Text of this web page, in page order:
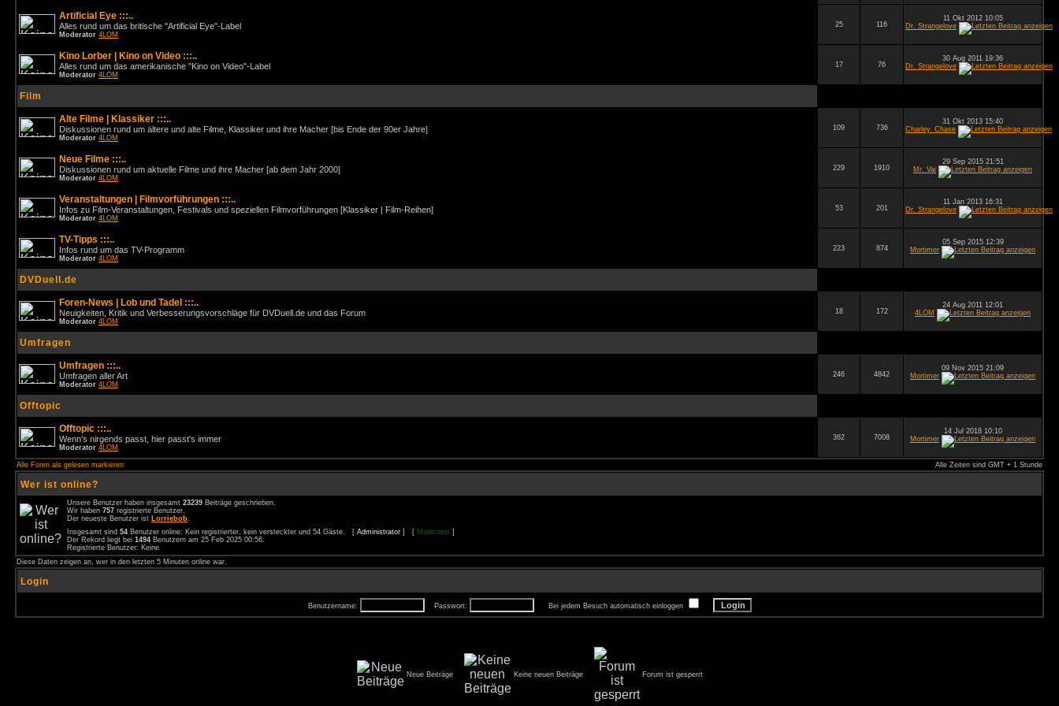
Artificial Eye :::..
Alles rund um das britische "Artificial Eye"-Label
Moderator 4LOM
25 116
11 Okt 2012 10:05
Dr. Strangelove
Kino Lorber | Kino on Video :::..
Alles rund um das amerikanische "Kino on Video"-Label
Moderator 4LOM
17 76
30 Aug 2011 19:36
Dr. Strangelove
Film
Alte Filme | Klassiker :::..
Diskussionen rund um ältere und alte Filme, Klassiker und ihre Macher [bis Ende der 90er Jahre]
Moderator 4LOM
109 736
31 Okt 2013 15:40
Charley_Chase
Neue Filme :::..
Diskussionen rund um aktuelle Filme und ihre Macher [ab dem Jahr 2000]
Moderator 4LOM
229 1910
29 Sep 2015 21:51
Mr. Vai
Veranstaltungen | Filmvorführungen :::..
Infos zu Film-Veranstaltungen, Festivals und speziellen Filmvorführungen [Klassiker | Film-Reihen]
Moderator 4LOM
53 201
11 Jan 2013 16:31
Dr. Strangelove
TV-Tipps :::..
Infos rund um das TV-Programm
Moderator 4LOM
223 874
05 Sep 2015 12:39
Mortimer
DVDuell.de
Foren-News | Lob und Tadel :::..
Neuigkeiten, Kritik und Verbesserungsvorschläge für DVDuell.de und das Forum
Moderator 4LOM
18 172
24 Aug 2011 12:01
4LOM
Umfragen
Umfragen :::..
Umfragen aller Art
Moderator 4LOM
246 4842
09 Nov 2015 21:09
Mortimer
Offtopic
Offtopic :::..
Wenn's nirgends passt, hier passt's immer
Moderator 4LOM
362 7008
14 Jul 2018 10:10
Mortimer
Alle Foren als gelesen markieren Alle Zeiten sind GMT + 1 Stunde
Wer ist online?
Unsere Benutzer haben insgesamt 23239 Beiträge geschrieben.
Wir haben 757 registrierte Benutzer.
Der neueste Benutzer ist Lorriebob.
Insgesamt sind 54 Benutzer online: Kein registrierter, kein versteckter und 54 Gäste. [ Administrator ] [ Moderator ]
Der Rekord liegt bei 1494 Benutzern am 25 Feb 2025 00:56.
Registrierte Benutzer: Keine
Diese Daten zeigen an, wer in den letzten 5 Minuten online war.
Login
Benutzername: Passwort: Bei jedem Besuch automatisch einloggen
Neue Beiträge Keine neuen Beiträge Forum ist gesperrt